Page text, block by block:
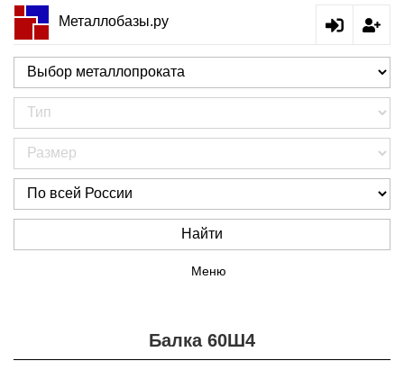
Металлобазы.ру
Найти
Меню
Балка 60Ш4